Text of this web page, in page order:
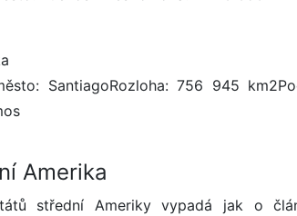
SantiagoRozloha: 756 945
Amerika
střední Ameriky vypadá jak o